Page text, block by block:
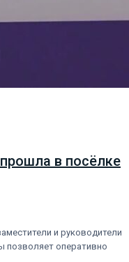
в посёлке
и руководители
позволяет оперативно